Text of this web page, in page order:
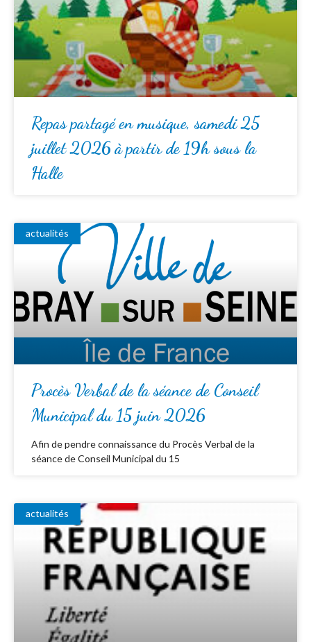
Repas partagé en musique, samedi 25
juillet 2026 à partir de 19h sous la
Halle
actualités
Procès Verbal de la séance de Conseil
Municipal du 15 juin 2026
Afin de pendre connaissance du Procès Verbal de la
séance de Conseil Municipal du 15
actualités